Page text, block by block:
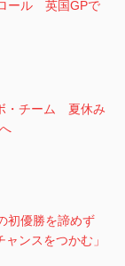
ール 英国GPで
・チーム 夏休み
優勝を諦めず
ャンスをつかむ」